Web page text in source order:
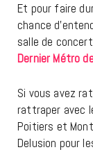
Et pour faire
chance
salle de
Dernier Métro
Si vous avez
rattraper avec
Poitiers et
Delusion pour